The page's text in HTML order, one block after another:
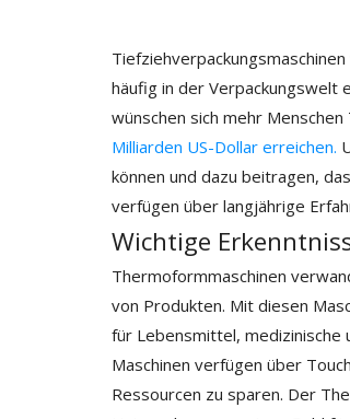
häufig in der Verpackungswelt
wünschen sich mehr
Milliarden US-Dollar erreichen.
können und dazu beitragen,
verfügen über langjährige
Wichtige
Thermoformmaschinen
von Produkten. Mit diesen
für Lebensmittel,
Maschinen verfügen über
Ressourcen zu sparen. Der